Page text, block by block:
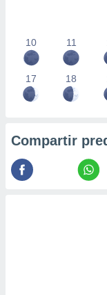
10 11
17 18
Compartir